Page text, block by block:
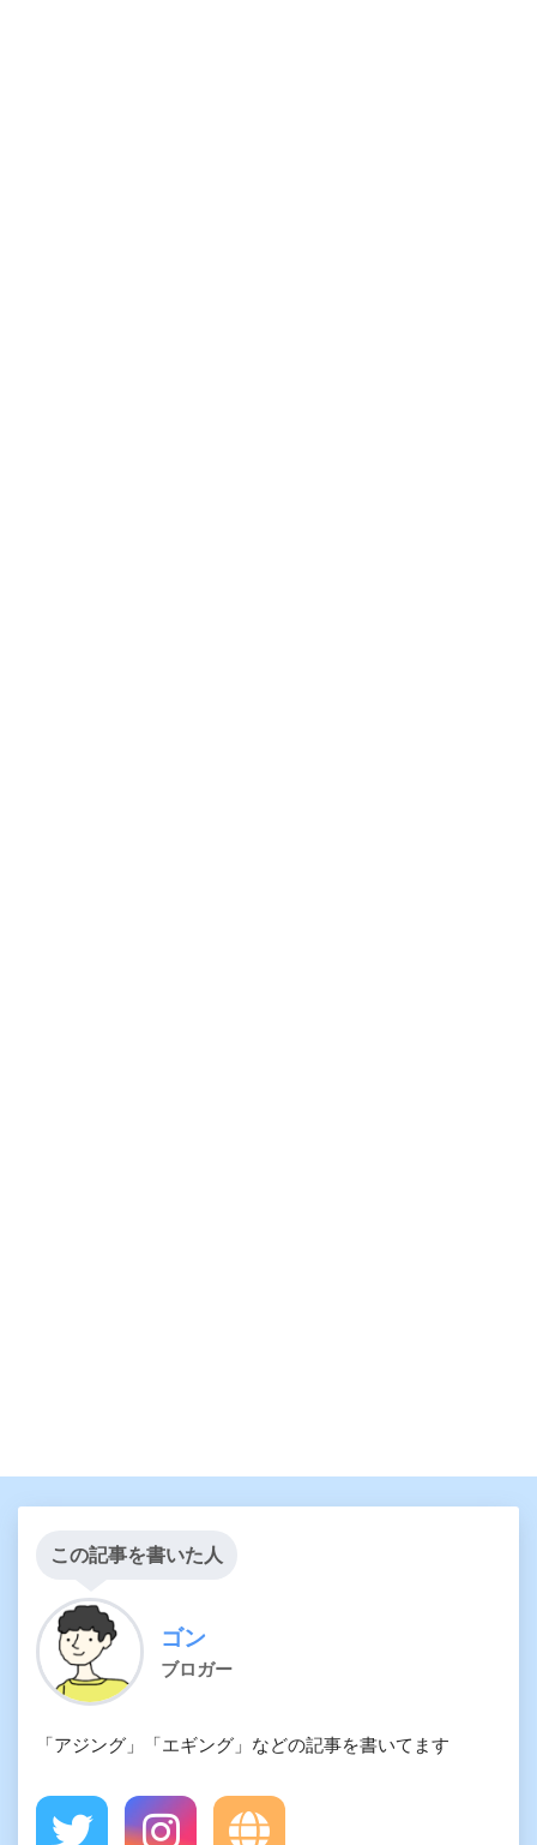
この記事を書いた人
ゴン
ブロガー
「アジング」「エギング」などの記事を書いてます